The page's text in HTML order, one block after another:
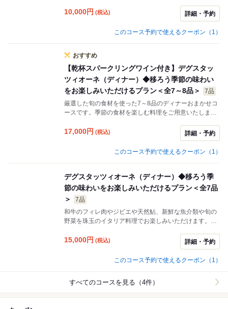
10,000円 (税込) 詳細・予約
このコース予約で使えるクーポン（1）
おすすめ
【乾杯スパークリングワイン付き】デグスタッ
ツィオーネ（ディナー）◆移ろう季節の味わい
をお楽しみいただけるプラン＜全7～8品＞
7品
厳選した旬の食材を使った7～8品のディナーおまかせコ
ースです。季節の食材を楽しむ料理をご用意いたしま
17,000円 (税込) 詳細・予約
このコース予約で使えるクーポン（1）
デグスタッツィオーネ（ディナー）◆移ろう季
節の味わいをお楽しみいただけるプラン＜全7品
＞
7品
和牛のフィレ肉やジビエや天然鮎、新鮮な魚介類や旬の
野菜を珠玉のイタリア料理でお楽しみいただけます。そ
もてなしいたします。四季折々の素材を使った逸品の
15,000円 (税込) 詳細・予約
このコース予約で使えるクーポン（1）
すべてのコースを見る（4件）